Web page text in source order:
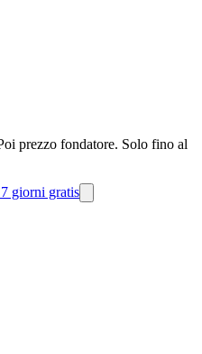
prezzo fondatore. Solo fino al
giorni gratis